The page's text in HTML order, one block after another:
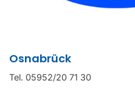
Osnabrück
Tel. 05952/20 71 30